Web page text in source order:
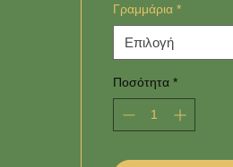
Γραμμάρια *
Επιλογή
Ποσότητα *